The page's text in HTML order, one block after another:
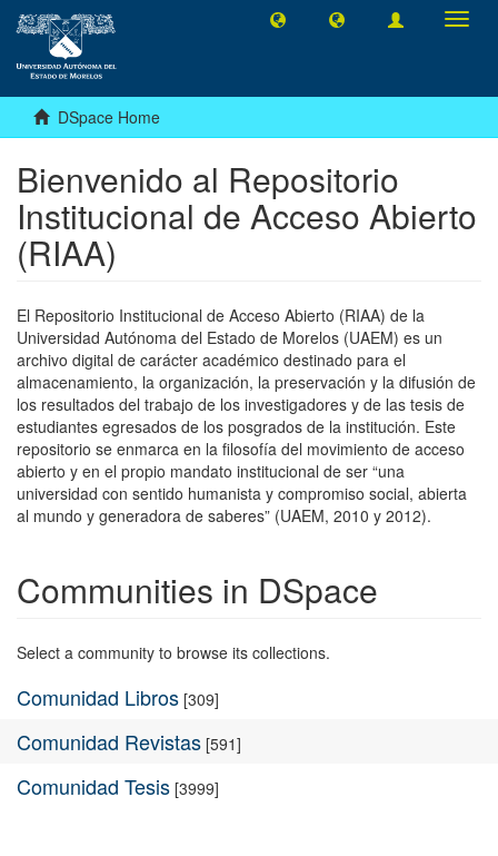
DSpace Home
Bienvenido al Repositorio
Institucional de Acceso Abierto
(RIAA)
El Repositorio Institucional de Acceso Abierto (RIAA) de la
Universidad Autónoma del Estado de Morelos (UAEM) es un
archivo digital de carácter académico destinado para el
almacenamiento, la organización, la preservación y la difusión de
los resultados del trabajo de los investigadores y de las tesis de
estudiantes egresados de los posgrados de la institución. Este
repositorio se enmarca en la filosofía del movimiento de acceso
abierto y en el propio mandato institucional de ser “una
universidad con sentido humanista y compromiso social, abierta
al mundo y generadora de saberes” (UAEM, 2010 y 2012).
Communities in DSpace
Select a community to browse its collections.
Comunidad Libros [309]
Comunidad Revistas [591]
Comunidad Tesis [3999]